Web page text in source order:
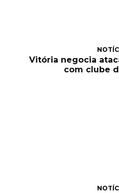
Vitória negocia
com clube